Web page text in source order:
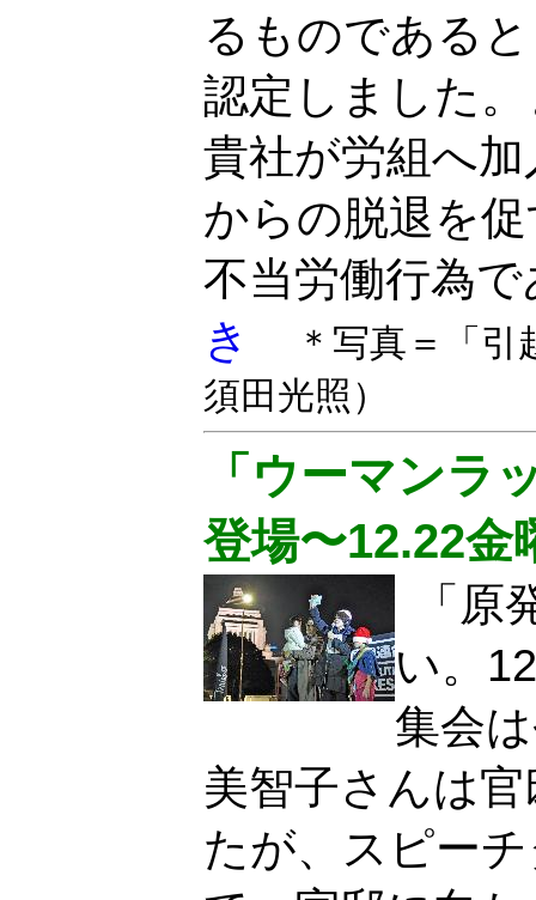
るものである
認定しました
貴社が労組へ
からの脱退を
不当労働行為
き
＊写真＝「
須田光照）
「ウーマンラ
登場〜12.22金
「
い。
集会
美智子さんは
たが、スピー